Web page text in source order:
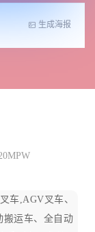
生成海报
车,AGV叉车、
搬运车、全自动